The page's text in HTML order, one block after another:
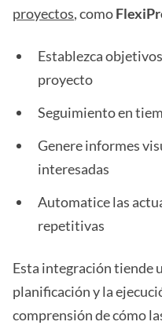
proyectos, como
Establezca
proyecto
Seguimiento en
Genere informes
interesadas
Automatice las
repetitivas
Esta integración tiende
planificación y la
comprensión de cómo